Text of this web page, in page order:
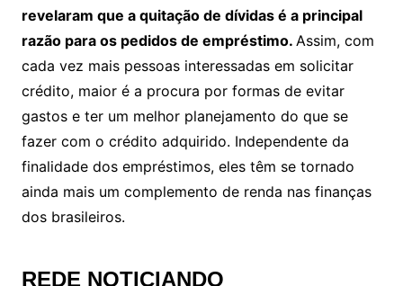
revelaram que a quitação de dívidas é a principal
razão para os pedidos de empréstimo. Assim, com
cada vez mais pessoas interessadas em solicitar
crédito, maior é a procura por formas de evitar
gastos e ter um melhor planejamento do que se
fazer com o crédito adquirido. Independente da
finalidade dos empréstimos, eles têm se tornado
ainda mais um complemento de renda nas finanças
dos brasileiros.
REDE NOTICIANDO